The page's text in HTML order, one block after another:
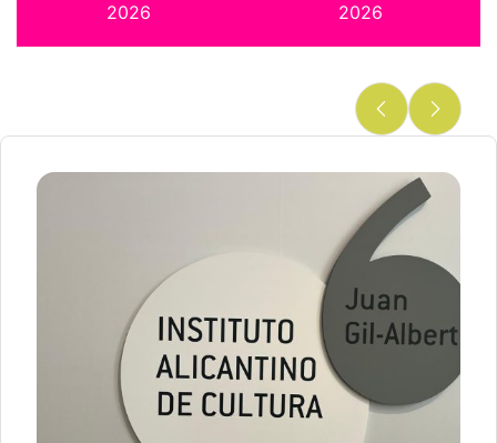
2026
2026